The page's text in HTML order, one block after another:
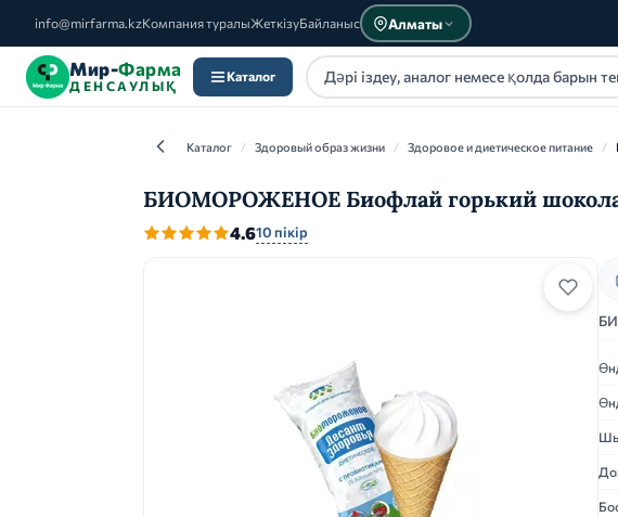
info@mirfarma.kzКомпания туралыЖеткізуБайланыс Алматы
Мир-Фарма
ДЕНСАУЛЫҚ
Каталог
Каталог / Здоровый образ жизни / Здоровое и диетическое питание /
БИОМОРОЖЕНОЕ Биофлай горький
4.610 пікір